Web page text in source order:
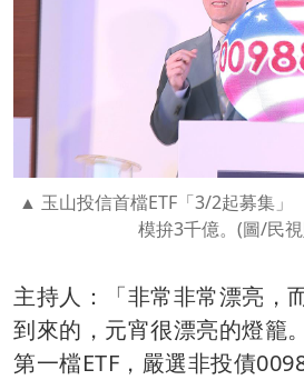
玉山投信首檔ETF「3/2起募集
模拚3千億。(圖/民
主持人：「非常非常漂亮，
到來的，元宵很漂亮的燈籠
第一檔ETF，嚴選非投債